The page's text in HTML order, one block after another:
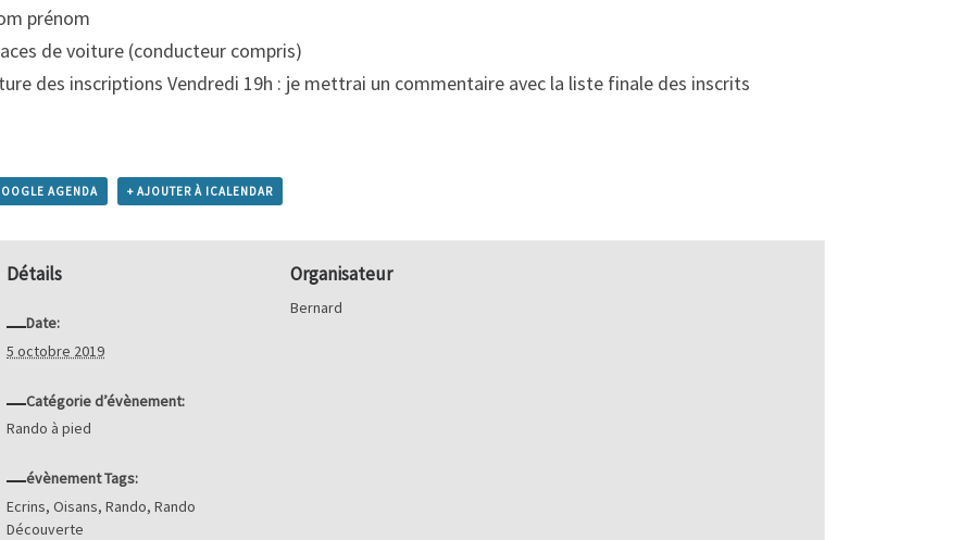
prénom
de voiture (conducteur compris)
des inscriptions Vendredi 19h : je mettrai un commentaire avec la liste finale des inscrits
AGENDA + AJOUTER À ICALENDAR
Détails
Date:
5 octobre 2019
Catégorie d’évènement:
Rando à pied
évènement Tags:
Ecrins,Oisans,Rando,Rando
Découverte
Organisateur
Bernard